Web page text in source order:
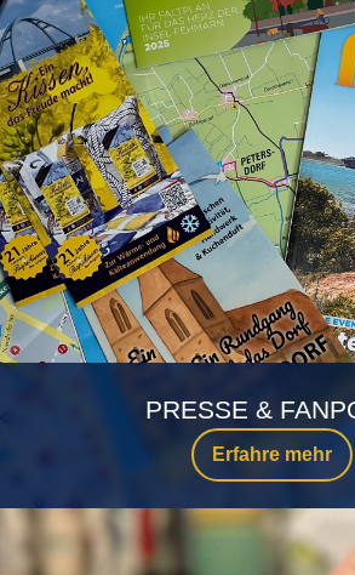
Erfahre mehr
PRESSE &